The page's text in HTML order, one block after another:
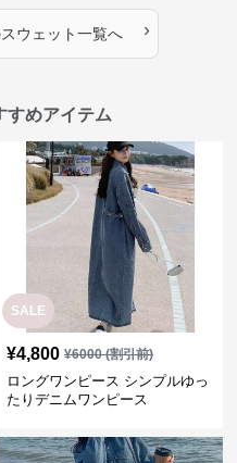
スウェット一覧へ ›
すめアイテム
SALE
¥4,800 ¥6000(割引前)
ロングワンピース シンプルゆっ
たりデニムワンピース